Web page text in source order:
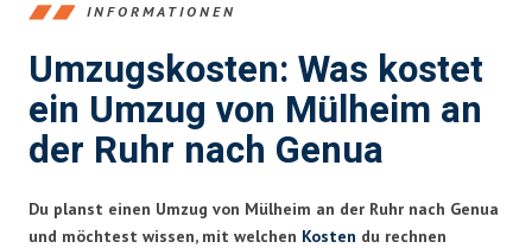
INFORMATIONEN
Umzugskosten: Was kostet
ein Umzug von Mülheim an
der Ruhr nach Genua
Du planst einen Umzug von Mülheim an der Ruhr nach Genua
und möchtest wissen, mit welchen Kosten du rechnen